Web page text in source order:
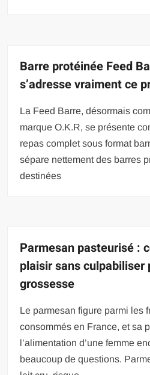
Barre protéinée Feed
s’adresse vraiment ce
La Feed Barre, désormais
marque O.K.R, se présente
repas complet sous format
sépare nettement des barres
destinées
Parmesan pasteurisé :
plaisir sans culpabiliser
grossesse
Le parmesan figure parmi les
consommés en France, et sa
l’alimentation d’une femme
beaucoup de questions.